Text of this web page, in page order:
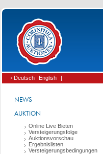
› Deutsch English |
NEWS
AUKTION
Online Live Bieten
Versteigerungsfolge
Auktionsvorschau
Ergebnislisten
Versteigerungsbedingungen